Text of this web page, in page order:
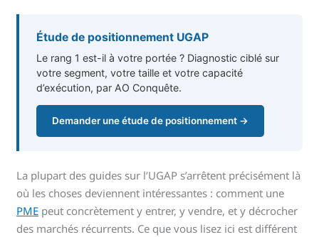
Étude de positionnement UGAP
Le rang 1 est-il à votre portée ? Diagnostic ciblé sur
votre segment, votre taille et votre capacité
d’exécution, par AO Conquête.
Demander une étude de positionnement →
La plupart des guides sur l’UGAP s’arrêtent précisément là
où les choses deviennent intéressantes : comment une
PME peut concrètement y entrer, y vendre, et y décrocher
des marchés récurrents. Ce que vous lisez ici est différent